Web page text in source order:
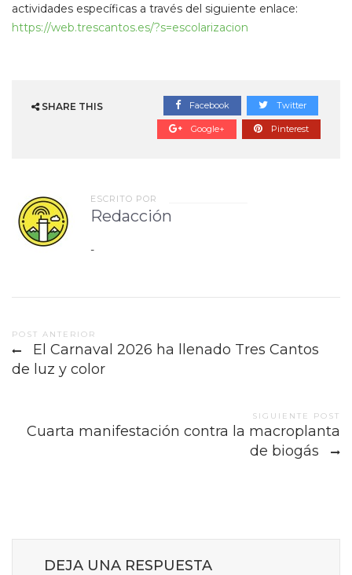
actividades específicas a través del siguiente enlace:
https://web.trescantos.es/?s=escolarizacion
SHARE THIS Facebook Twitter
Google+ Pinterest
ESCRITO POR
Redacción
-
Post
navigation
POST ANTERIOR
El Carnaval 2026 ha llenado Tres Cantos
de luz y color
SIGUIENTE POST
Cuarta manifestación contra la macroplanta
de biogás
DEJA UNA RESPUESTA